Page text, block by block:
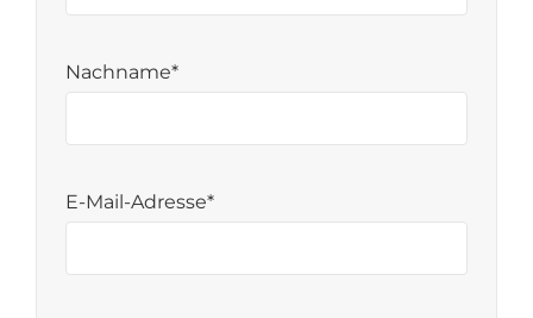
Nachname*
E-Mail-Adresse*